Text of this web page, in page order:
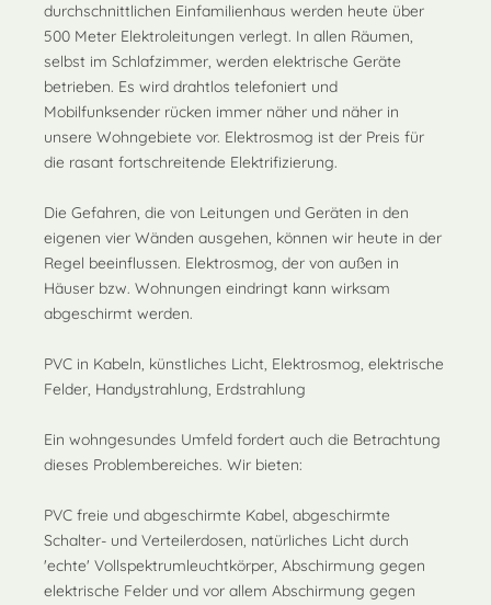
durchschnittlichen Einfamilienhaus werden heute über
500 Meter Elektroleitungen verlegt. In allen Räumen,
selbst im Schlafzimmer, werden elektrische Geräte
betrieben. Es wird drahtlos telefoniert und
Mobilfunksender rücken immer näher und näher in
unsere Wohngebiete vor. Elektrosmog ist der Preis für
die rasant fortschreitende Elektrifizierung.
Die Gefahren, die von Leitungen und Geräten in den
eigenen vier Wänden ausgehen, können wir heute in der
Regel beeinflussen. Elektrosmog, der von außen in
Häuser bzw. Wohnungen eindringt kann wirksam
abgeschirmt werden.
PVC in Kabeln, künstliches Licht, Elektrosmog, elektrische
Felder, Handystrahlung, Erdstrahlung
Ein wohngesundes Umfeld fordert auch die Betrachtung
dieses Problembereiches. Wir bieten:
PVC freie und abgeschirmte Kabel, abgeschirmte
Schalter- und Verteilerdosen, natürliches Licht durch
'echte' Vollspektrumleuchtkörper, Abschirmung gegen
elektrische Felder und vor allem Abschirmung gegen